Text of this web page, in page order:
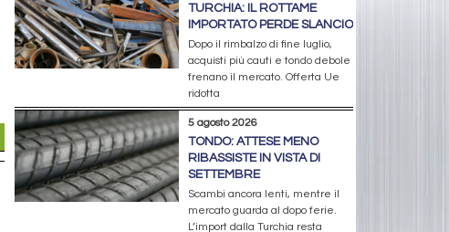
TURCHIA: IL ROTTAME
IMPORTATO PERDE SLANCIO
Dopo il rimbalzo di fine luglio,
acquisti più cauti e tondo debole
frenano il mercato. Offerta Ue
ridotta
5 agosto 2026
TONDO: ATTESE MENO
RIBASSISTE IN VISTA DI
SETTEMBRE
Scambi ancora lenti, mentre il
mercato guarda al dopo ferie.
L’import dalla Turchia resta